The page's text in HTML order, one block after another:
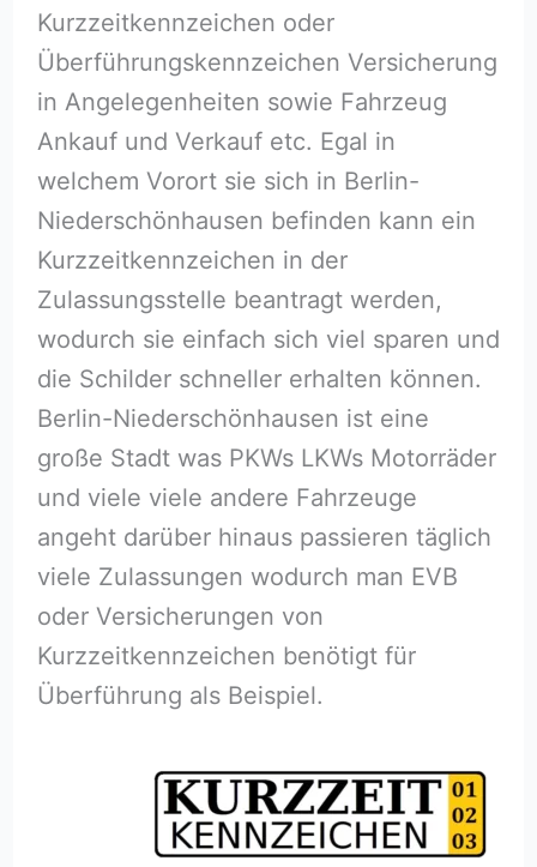
Kurzzeitkennzeichen oder
Überführungskennzeichen Versicherung
in Angelegenheiten sowie Fahrzeug
Ankauf und Verkauf etc. Egal in
welchem Vorort sie sich in Berlin-
Niederschönhausen befinden kann ein
Kurzzeitkennzeichen in der
Zulassungsstelle beantragt werden,
wodurch sie einfach sich viel sparen und
die Schilder schneller erhalten können.
Berlin-Niederschönhausen ist eine
große Stadt was PKWs LKWs Motorräder
und viele viele andere Fahrzeuge
angeht darüber hinaus passieren täglich
viele Zulassungen wodurch man EVB
oder Versicherungen von
Kurzzeitkennzeichen benötigt für
Überführung als Beispiel.